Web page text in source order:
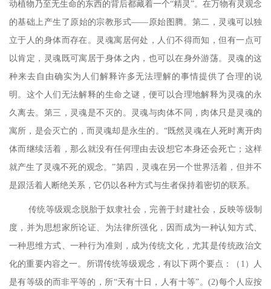
动植物乃至无生命的东西的背后都藏着一个“精灵”。在万物有灵观念
的基础上产生了原始的宗教形式——原始图腾。第二，灵魂可以独
立于人的身体而存在。灵魂寓居何处，人们不得而知，但有一点可
以肯定，灵魂既可寓居于身体之内，也可以在身外游荡。灵魂的这
种来去自由确实为人们解释许多无法理解的事情提供了合理的说
明。这个人们无法解释的生命之谜，便可以合理地解释为灵魂的永
久离去。第三，灵魂是不灭的。灵魂与肉体不同，肉体只是灵魂的
寓所，是会灭亡的，而灵魂却是永生的。“既然灵魂在人死时离开肉
体而继续活着，那么就没有任何理由去设想它本身还会死亡；这样
就产生了灵魂不死的观念。”第四，灵魂在另一个世界活着，但并不
是跟活着人断绝关系，它仍以各种方式与生者保持着密切的联系。
传统等级观念脱胎于奴隶社会，完善于封建社会，反映等级制
度，并为思想家所论证、为法律所强化，因而成为一种认知方式、
一种思维方式、一种行为准则，成为传统文化，尤其是传统政治文
化的重要内容之一。所谓传统等级观念，有以下两个要点：（ 1 ）人
是有等级的而非平等的，所“天有十日，人有十等”。(2)每个人应按